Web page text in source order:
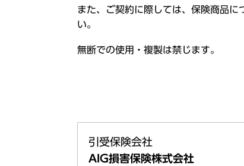
また、ご契約に際しては、保険商品
い。
無断での使用・複製は禁じます。
引受保険会社
AIG損害保険株式会社